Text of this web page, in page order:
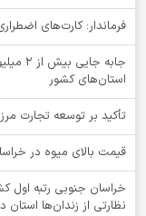
فرماندار: کارت‌های
استان‌های کشور
تأکید بر توسعه تجارت
قیمت بالای میوه در
نظارتی از زندان‌ها استان